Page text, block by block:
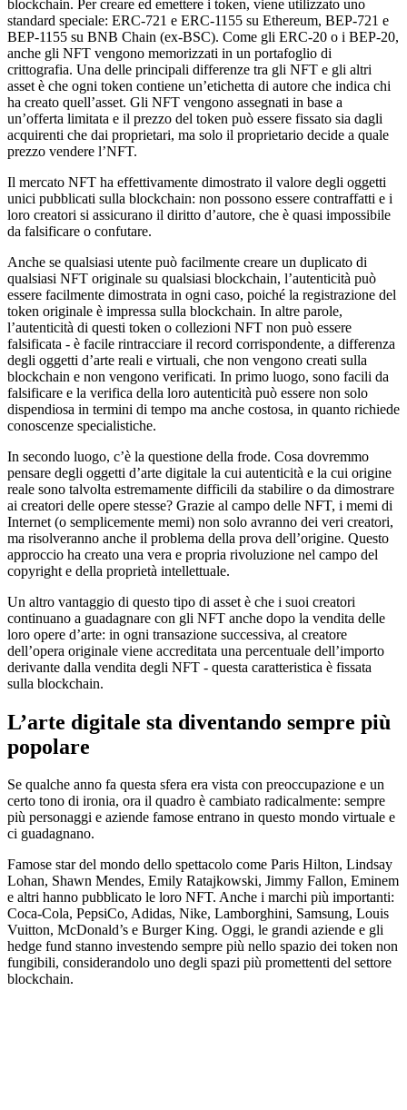
blockchain. Per creare ed emettere i token, viene utilizzato uno
standard speciale: ERC-721 e ERC-1155 su Ethereum, BEP-721 e
BEP-1155 su BNB Chain (ex-BSC). Come gli ERC-20 o i BEP-20,
anche gli NFT vengono memorizzati in un portafoglio di
crittografia. Una delle principali differenze tra gli NFT e gli altri
asset è che ogni token contiene un’etichetta di autore che indica chi
ha creato quell’asset. Gli NFT vengono assegnati in base a
un’offerta limitata e il prezzo del token può essere fissato sia dagli
acquirenti che dai proprietari, ma solo il proprietario decide a quale
prezzo vendere l’NFT.
Il mercato NFT ha effettivamente dimostrato il valore degli oggetti
unici pubblicati sulla blockchain: non possono essere contraffatti e i
loro creatori si assicurano il diritto d’autore, che è quasi impossibile
da falsificare o confutare.
Anche se qualsiasi utente può facilmente creare un duplicato di
qualsiasi NFT originale su qualsiasi blockchain, l’autenticità può
essere facilmente dimostrata in ogni caso, poiché la registrazione del
token originale è impressa sulla blockchain. In altre parole,
l’autenticità di questi token o collezioni NFT non può essere
falsificata - è facile rintracciare il record corrispondente, a differenza
degli oggetti d’arte reali e virtuali, che non vengono creati sulla
blockchain e non vengono verificati. In primo luogo, sono facili da
falsificare e la verifica della loro autenticità può essere non solo
dispendiosa in termini di tempo ma anche costosa, in quanto richiede
conoscenze specialistiche.
In secondo luogo, c’è la questione della frode. Cosa dovremmo
pensare degli oggetti d’arte digitale la cui autenticità e la cui origine
reale sono talvolta estremamente difficili da stabilire o da dimostrare
ai creatori delle opere stesse? Grazie al campo delle NFT, i memi di
Internet (o semplicemente memi) non solo avranno dei veri creatori,
ma risolveranno anche il problema della prova dell’origine. Questo
approccio ha creato una vera e propria rivoluzione nel campo del
copyright e della proprietà intellettuale.
Un altro vantaggio di questo tipo di asset è che i suoi creatori
continuano a guadagnare con gli NFT anche dopo la vendita delle
loro opere d’arte: in ogni transazione successiva, al creatore
dell’opera originale viene accreditata una percentuale dell’importo
derivante dalla vendita degli NFT - questa caratteristica è fissata
sulla blockchain.
L’arte digitale sta diventando sempre più
popolare
Se qualche anno fa questa sfera era vista con preoccupazione e un
certo tono di ironia, ora il quadro è cambiato radicalmente: sempre
più personaggi e aziende famose entrano in questo mondo virtuale e
ci guadagnano.
Famose star del mondo dello spettacolo come Paris Hilton, Lindsay
Lohan, Shawn Mendes, Emily Ratajkowski, Jimmy Fallon, Eminem
e altri hanno pubblicato le loro NFT. Anche i marchi più importanti:
Coca-Cola, PepsiCo, Adidas, Nike, Lamborghini, Samsung, Louis
Vuitton, McDonald’s e Burger King. Oggi, le grandi aziende e gli
hedge fund stanno investendo sempre più nello spazio dei token non
fungibili, considerandolo uno degli spazi più promettenti del settore
blockchain.